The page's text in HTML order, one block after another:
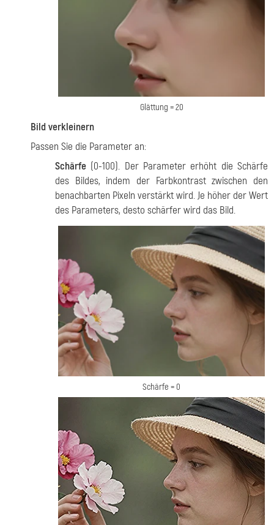
Glättung = 20
Bild verkleinern
Passen Sie die Parameter an:
Schärfe (0-100). Der Parameter erhöht die Schärfe
des Bildes, indem der Farbkontrast zwischen den
benachbarten Pixeln verstärkt wird. Je höher der Wert
des Parameters, desto schärfer wird das Bild.
Schärfe = 0